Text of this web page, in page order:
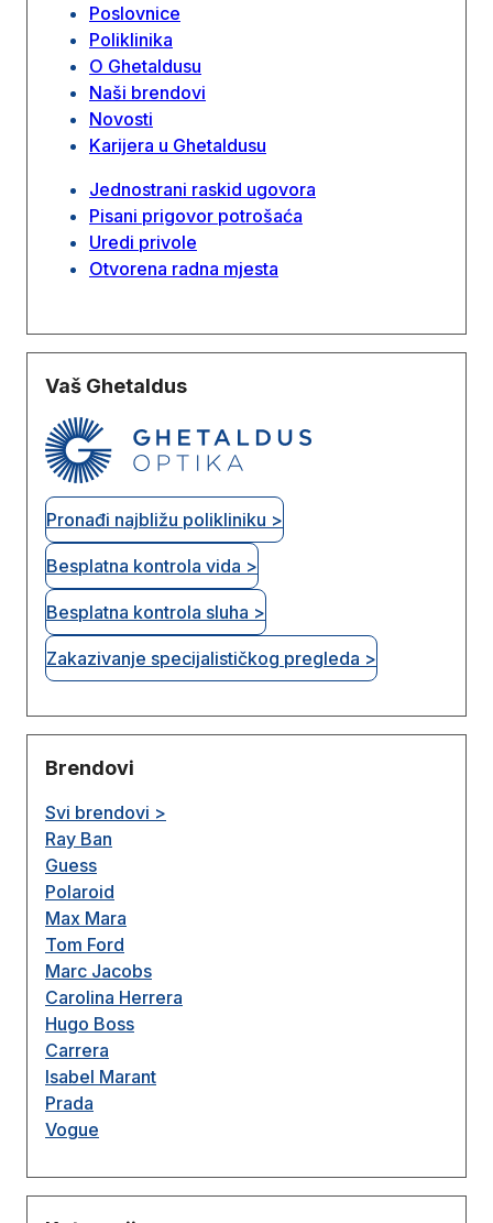
Poslovnice
Poliklinika
O Ghetaldusu
Naši brendovi
Novosti
Karijera u Ghetaldusu
Jednostrani raskid ugovora
Pisani prigovor potrošaća
Uredi privole
Otvorena radna mjesta
Vaš Ghetaldus
Pronađi najbližu polikliniku >
Besplatna kontrola vida >
Besplatna kontrola sluha >
Zakazivanje specijalističkog pregleda >
Brendovi
Svi brendovi >
Ray Ban
Guess
Polaroid
Max Mara
Tom Ford
Marc Jacobs
Carolina Herrera
Hugo Boss
Carrera
Isabel Marant
Prada
Vogue